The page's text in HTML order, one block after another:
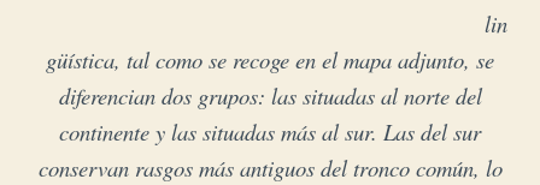
lin
güística, tal como se recoge en el mapa adjunto, se
diferencian dos grupos: las situadas al norte del
continente y las situadas más al sur. Las del sur
conservan rasgos más antiguos del tronco común, lo